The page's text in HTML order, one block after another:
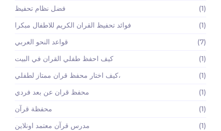
فضل نظام تحفيظ
(1)
فوائد تحفيظ القران الكريم للاطفال مبكرا
(1)
قواعد النحو العربي
(7)
كيف احفظ طفلي القران في البيت
(1)
كيف اختار محفظ قران ممتاز لطفلي،
(1)
محفظ قران عن بعد فردي
(1)
محفظة قرآن
(1)
مدرس قرآن معتمد اونلاين
(1)